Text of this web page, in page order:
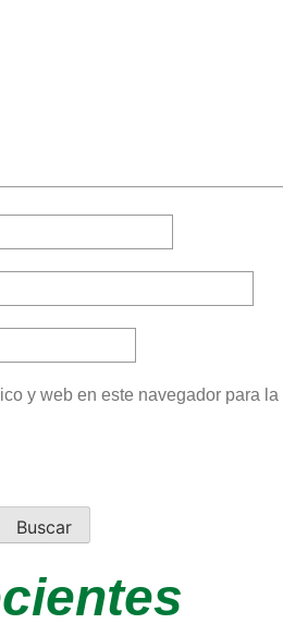
y web en este navegador para
Buscar